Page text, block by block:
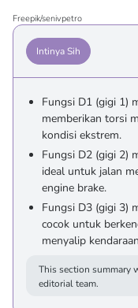
Freepik/senivpetro
Intinya Sih
Fungsi D1 (gigi 1)
memberikan torsi
kondisi ekstrem.
Fungsi D2 (gigi 2)
ideal untuk jalan
engine brake.
Fungsi D3 (gigi 3)
cocok untuk
menyalip
This section summary
editorial team.